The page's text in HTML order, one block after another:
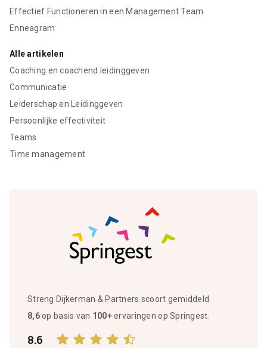
Effectief Functioneren in een Management Team
Enneagram
Alle artikelen
Coaching en coachend leidinggeven
Communicatie
Leiderschap en Leidinggeven
Persoonlijke effectiviteit
Teams
Time management
Streng Dijkerman & Partners scoort gemiddeld
8,6op basis van 100+ervaringen op Springest.
8.6